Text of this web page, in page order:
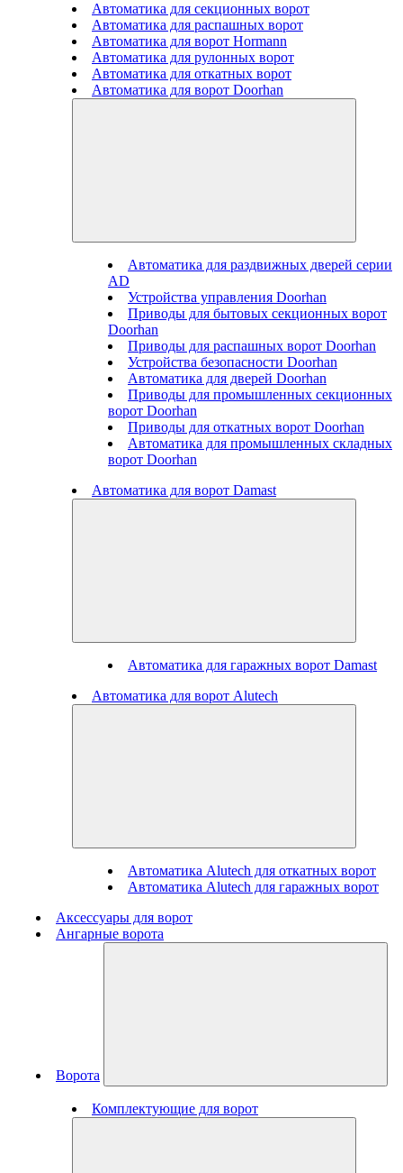
Автоматика для секционных ворот
Автоматика для распашных ворот
Автоматика для ворот Hormann
Автоматика для рулонных ворот
Автоматика для откатных ворот
Автоматика для ворот Doorhan
Автоматика для раздвижных дверей серии
AD
Устройства управления Doorhan
Приводы для бытовых секционных ворот
Doorhan
Приводы для распашных ворот Doorhan
Устройства безопасности Doorhan
Автоматика для дверей Doorhan
Приводы для промышленных секционных
ворот Doorhan
Приводы для откатных ворот Doorhan
Автоматика для промышленных складных
ворот Doorhan
Автоматика для ворот Damast
Автоматика для гаражных ворот Damast
Автоматика для ворот Alutech
Автоматика Alutech для откатных ворот
Автоматика Alutech для гаражных ворот
Аксессуары для ворот
Ангарные ворота
Ворота
Комплектующие для ворот